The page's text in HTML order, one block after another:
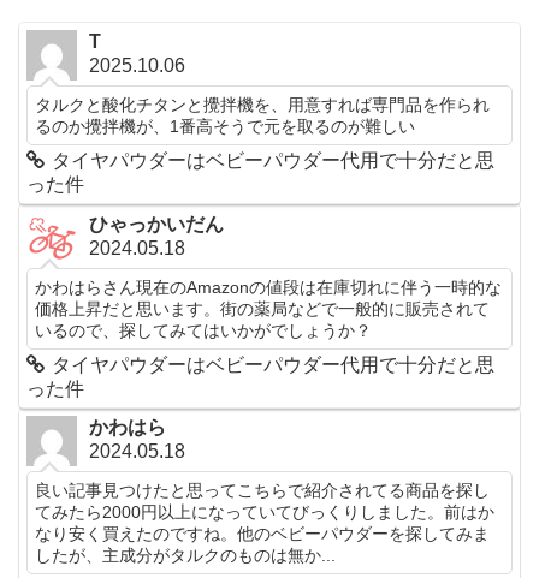
T
2025.10.06
タルクと酸化チタンと攪拌機を、用意すれば専門品を作られ
るのか攪拌機が、1番高そうで元を取るのが難しい
タイヤパウダーはベビーパウダー代用で十分だと思
った件
ひゃっかいだん
2024.05.18
かわはらさん現在のAmazonの値段は在庫切れに伴う一時的な
価格上昇だと思います。街の薬局などで一般的に販売されて
いるので、探してみてはいかがでしょうか？
タイヤパウダーはベビーパウダー代用で十分だと思
った件
かわはら
2024.05.18
良い記事見つけたと思ってこちらで紹介されてる商品を探し
てみたら2000円以上になっていてびっくりしました。前はか
なり安く買えたのですね。他のベビーパウダーを探してみま
したが、主成分がタルクのものは無か...